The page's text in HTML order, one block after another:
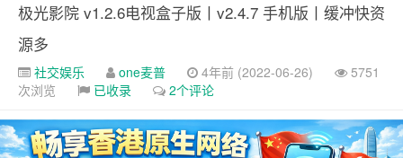
极光影院 v1.2.6电视盒子版丨v2.4.7 手机版丨缓冲快资
源多
社交娱乐 one麦普 4年前 (2022-06-26)
5751
次浏览
已收录 2个评论